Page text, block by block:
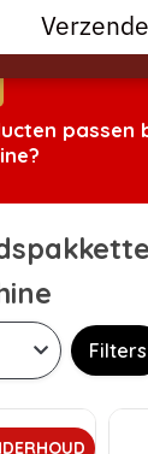
passen
Filters